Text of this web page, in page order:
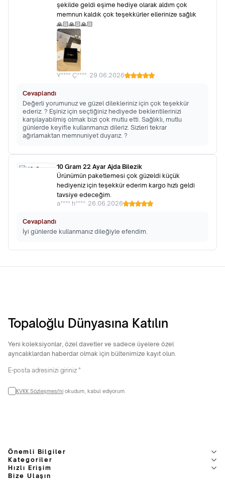
şekilde geldi eşime hediye olarak aldım çok
memnun kaldık çok teşekkürler ellerinize sağlık
🙏🏻🙏🏻🙏🏻
Y**** Ç**** 29.06.2026
Cevaplandı
Değerli yorumunuz ve güzel dilekleriniz için çok teşekkür
ederiz. ? Eşiniz için seçtiğiniz hediyede beklentilerinizi
karşılayabilmiş olmak bizi çok mutlu etti. Sağlıklı, mutlu
günlerde keyifle kullanmanızı dileriz. Sizleri tekrar
ağırlamaktan memnuniyet duyarız. ?
10 Gram 22 Ayar Ajda Bilezik
Ürünümün paketlemesi çok güzeldi küçük
hediyeniz için teşekkür ederim kargo hızlı geldi
tavsiye edeceğim.
a**** h**** 26.06.2026
Cevaplandı
İyi günlerde kullanmanız dileğiyle efendim.
Topaloğlu Dünyasına Katılın
Yeni koleksiyonlar, özel davetler ve sadece üyelere özel
ayrıcalıklardan haberdar olmak için bültenimize kayıt olun.
KVKK Sözleşmesi'ni okudum, kabul ediyorum.
Önemli Bilgiler
Kategoriler
Hızlı Erişim
Bize Ulaşın